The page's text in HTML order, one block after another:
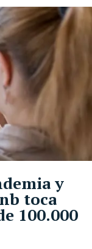
y
toca
100.000